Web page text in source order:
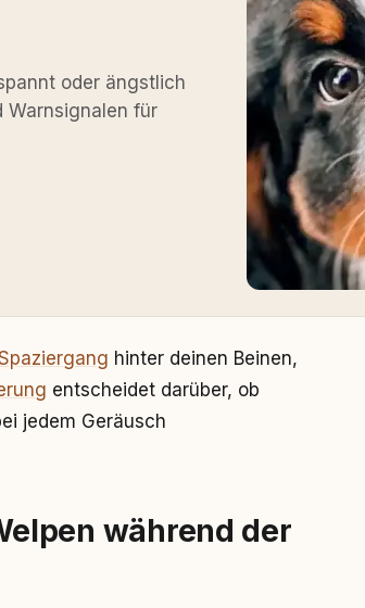
oder ängstlich
Warnsignalen für
hinter deinen Beinen,
entscheidet darüber, ob
jedem Geräusch
während der